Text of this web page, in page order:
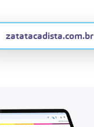
zatatacadista.com.br